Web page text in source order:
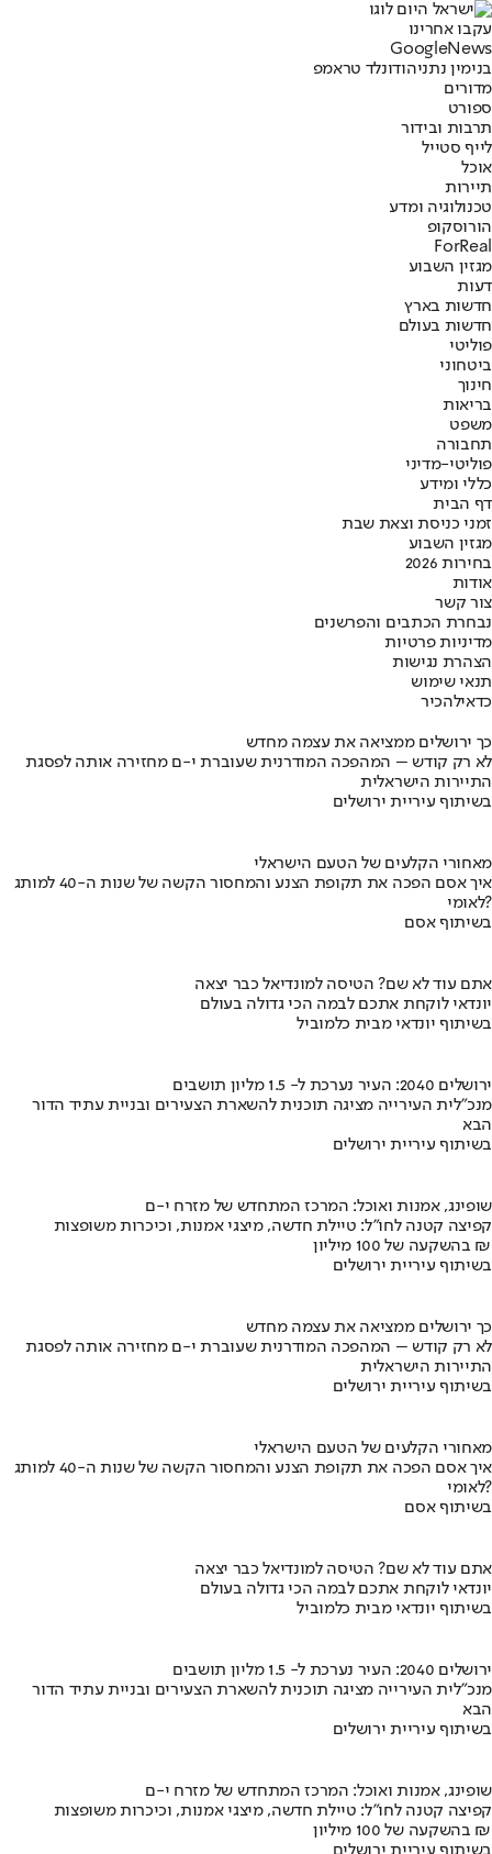
עקבו אחרינו
Googl eNews
בנימין נתניהודונלד טראמפ
מדורים
ספורט
תרבות ובידור
לייף סטייל
אוכל
תיירות
טכנולוגיה ומדע
הורוסקופ
ForReal
מגזין השבוע
דעות
חדשות בארץ
חדשות בעולם
פוליטי
ביטחוני
חינוך
בריאות
משפט
תחבורה
פוליטי-מדיני
כללי ומידע
דף הבית
זמני כניסת וצאת שבת
מגזין השבוע
בחירות 2026
אודות
צור קשר
נבחרת הכתבים והפרשנים
מדיניות פרטיות
הצהרת נגישות
תנאי שימוש
כדאילהכיר
כך ירושלים ממציאה את עצמה מחדש
לא רק קודש – המהפכה המודרנית שעוברת י-ם מחזירה אותה לפסגת
התיירות הישראלית
בשיתוף עיריית ירושלים
מאחורי הקלעים של הטעם הישראלי
איך אסם הפכה את תקופת הצנע והמחסור הקשה של שנות ה-40 למותג
לאומי?
בשיתוף אסם
אתם עוד לא שם? הטיסה למונדיאל כבר יצאה
יונדאי לוקחת אתכם לבמה הכי גדולה בעולם
בשיתוף יונדאי מבית כלמוביל
ירושלים 2040: העיר נערכת ל- 1.5 מליון תושבים
מנכ"לית העירייה מציגה תוכנית להשארת הצעירים ובניית עתיד הדור
הבא
בשיתוף עיריית ירושלים
שופינג, אמנות ואוכל: המרכז המתחדש של מזרח י-ם
קפיצה קטנה לחו"ל: טיילת חדשה, מיצגי אמנות, וכיכרות משופצות
בהשקעה של 100 מיליון ₪
בשיתוף עיריית ירושלים
כך ירושלים ממציאה את עצמה מחדש
לא רק קודש – המהפכה המודרנית שעוברת י-ם מחזירה אותה לפסגת
התיירות הישראלית
בשיתוף עיריית ירושלים
מאחורי הקלעים של הטעם הישראלי
איך אסם הפכה את תקופת הצנע והמחסור הקשה של שנות ה-40 למותג
לאומי?
בשיתוף אסם
אתם עוד לא שם? הטיסה למונדיאל כבר יצאה
יונדאי לוקחת אתכם לבמה הכי גדולה בעולם
בשיתוף יונדאי מבית כלמוביל
ירושלים 2040: העיר נערכת ל- 1.5 מליון תושבים
מנכ"לית העירייה מציגה תוכנית להשארת הצעירים ובניית עתיד הדור
הבא
בשיתוף עיריית ירושלים
שופינג, אמנות ואוכל: המרכז המתחדש של מזרח י-ם
קפיצה קטנה לחו"ל: טיילת חדשה, מיצגי אמנות, וכיכרות משופצות
בהשקעה של 100 מיליון ₪